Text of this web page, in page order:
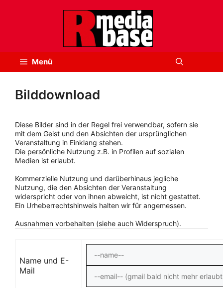
Menü
Bilddownload
Diese Bilder sind in der Regel frei verwendbar, sofern sie
mit dem Geist und den Absichten der ursprünglichen
Veranstaltung in Einklang stehen.
Die persönliche Nutzung z.B. in Profilen auf sozialen
Medien ist erlaubt.
Kommerzielle Nutzung und darüberhinaus jegliche
Nutzung, die den Absichten der Veranstaltung
widerspricht oder von ihnen abweicht, ist nicht gestattet.
Ein Urheberrechtshinweis halten wir für angemessen.
Ausnahmen vorbehalten (siehe auch Widerspruch).
Name und E-
Mail